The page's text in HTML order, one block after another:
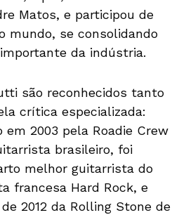
Matos, e participou de
mundo, se consolidando
da indústria.
são reconhecidos tanto
crítica especializada:
2003 pela Roadie Crew
brasileiro, foi
melhor guitarrista do
francesa Hard Rock, e
2012 da Rolling Stone de